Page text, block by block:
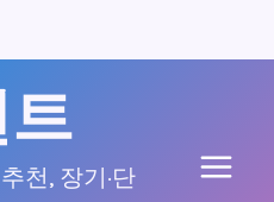
천, 장기·단